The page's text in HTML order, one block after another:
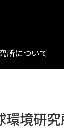
所について
境研